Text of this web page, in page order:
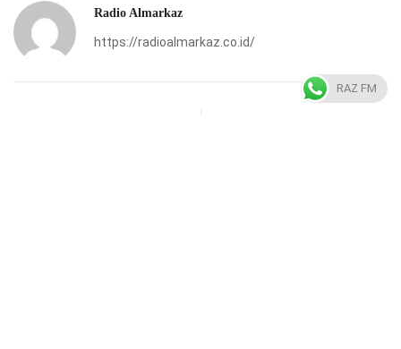
Radio Almarkaz
https://radioalmarkaz.co.id/
RAZ FM